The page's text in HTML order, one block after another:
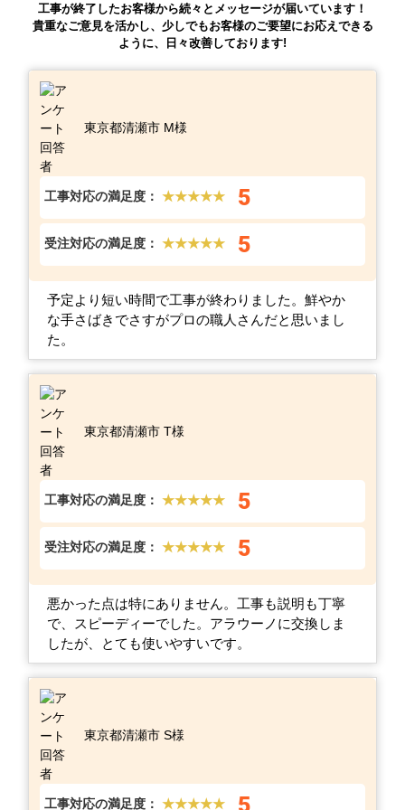
工事が終了したお客様から続々とメッセージが届いています！
貴重なご意見を活かし、少しでもお客様のご要望にお応えできる
ように、日々改善しております!
東京都清瀬市 M様
工事対応の満足度： ★★★★★ 5
受注対応の満足度： ★★★★★ 5
予定より短い時間で工事が終わりました。鮮やか
な手さばきでさすがプロの職人さんだと思いまし
た。
東京都清瀬市 T様
工事対応の満足度： ★★★★★ 5
受注対応の満足度： ★★★★★ 5
悪かった点は特にありません。工事も説明も丁寧
で、スピーディーでした。アラウーノに交換しま
したが、とても使いやすいです。
東京都清瀬市 S様
工事対応の満足度： ★★★★★ 5